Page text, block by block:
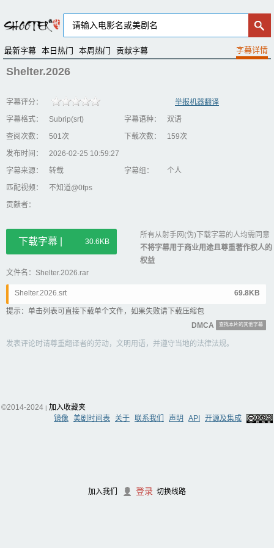
最新字幕 本日热门 本周热门 贡献字幕
加入我们 登录 切换线路
Shelter.2026
字幕评分：
举报机器翻译
字幕格式：
Subrip(srt) 字幕语种：
双语
查阅次数：
501次 下载次数：
159次
发布时间：
2026-02-25 10:59:27
字幕来源：
转载 字幕组：
个人
匹配视频：
不知道@0fps
贡献者：
下载字幕 | 30.6KB
所有从射手网(伪)下载字幕的人均需同意
不将字幕用于商业用途且尊重著作权人的
权益
文件名：Shelter.2026.rar
Shelter.2026.srt 69.8KB
提示：单击列表可直接下载单个文件，如果失败请下载压缩包
DMCA
查找本片的其他字幕
发表评论时请尊重翻译者的劳动，文明用语，并遵守当地的法律法规。
©2014-2024 | 加入收藏夹
镜像 美剧时间表 关于 联系我们 声明 API 开源及集成